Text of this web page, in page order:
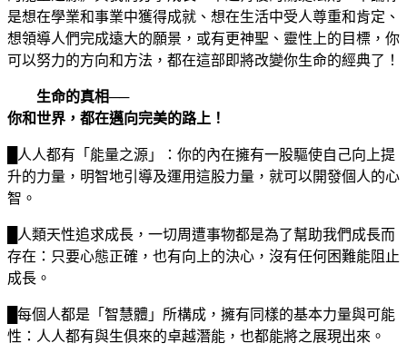
是想在學業和事業中獲得成就、想在生活中受人尊重和肯定、
想領導人們完成遠大的願景，或有更神聖、靈性上的目標，你
可以努力的方向和方法，都在這部即將改變你生命的經典了！
生命的真相──
你和世界，都在邁向完美的路上！
█人人都有「能量之源」：你的內在擁有一股驅使自己向上提
升的力量，明智地引導及運用這股力量，就可以開發個人的心
智。
█人類天性追求成長，一切周遭事物都是為了幫助我們成長而
存在：只要心態正確，也有向上的決心，沒有任何困難能阻止
成長。
█每個人都是「智慧體」所構成，擁有同樣的基本力量與可能
性：人人都有與生俱來的卓越潛能，也都能將之展現出來。